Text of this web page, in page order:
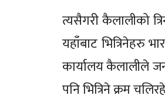
त्यसैगरी कैलालीको
यहाँबाट भित्रिनेहरु
कार्यालय कैलालीले
पनि भित्रिने क्रम